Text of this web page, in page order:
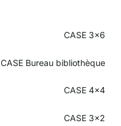
CASE 3x6
CASE Bureau bibliothèque
CASE 4x4
CASE 3x2